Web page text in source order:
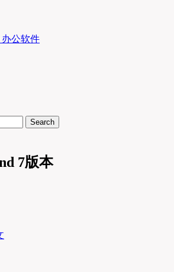
办公软件
Search
7版本